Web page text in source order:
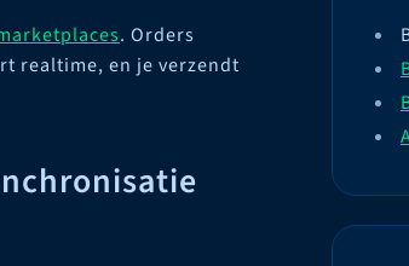
. Orders
realtime, en je verzendt